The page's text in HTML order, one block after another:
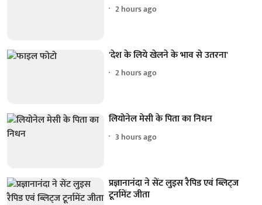
2 hours ago
'देश के लिये खेलने के भाव से उतरना'
2 hours ago
लियोनेल मेसी के पिता का निधन
3 hours ago
प्रज्ञानानंदा ने सेंट लुइस रैपिड एवं ब्लिट्ज
टूर्नामेंट जीता